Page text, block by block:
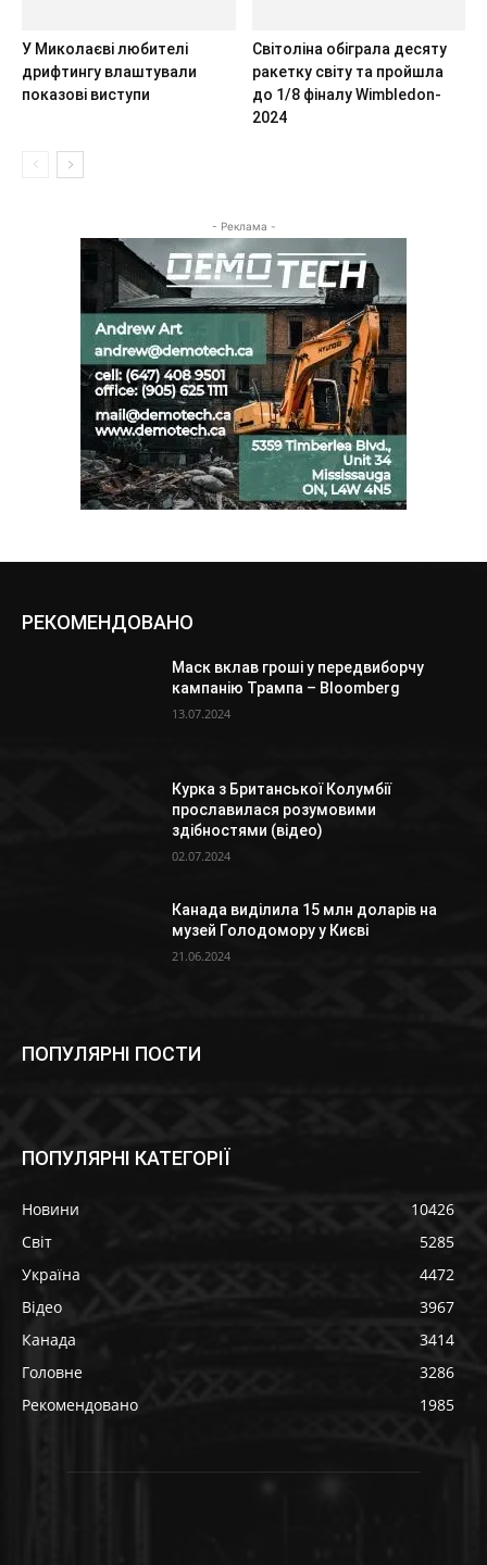
У Миколаєві любителі
дрифтингу влаштували
показові виступи
Світоліна обіграла десяту
ракетку світу та пройшла
до 1/8 фіналу Wimbledon-
2024
- Реклама -
РЕКОМЕНДОВАНО
Маск вклав гроші у передвиборчу
кампанію Трампа – Bloomberg
13.07.2024
Курка з Британської Колумбії
прославилася розумовими
здібностями (відео)
02.07.2024
Канада виділила 15 млн доларів на
музей Голодомору у Києві
21.06.2024
ПОПУЛЯРНІ ПОСТИ
ПОПУЛЯРНІ КАТЕГОРІЇ
Новини
10426
Світ
5285
Україна
4472
Відео
3967
Канада
3414
Головне
3286
Рекомендовано
1985